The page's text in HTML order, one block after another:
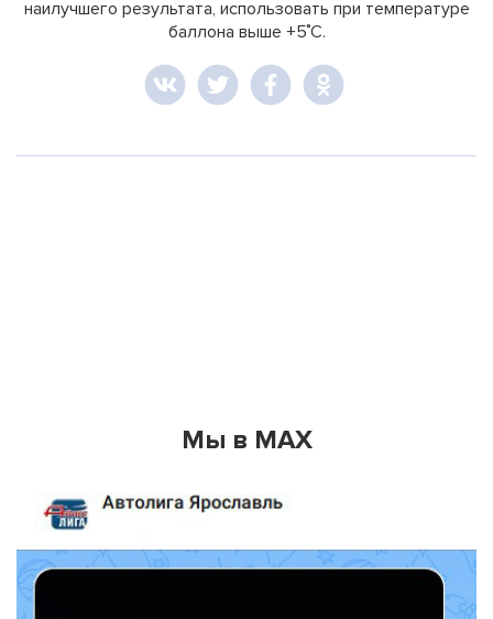
наилучшего результата, использовать при температуре
баллона выше +5˚C.
Мы в MAX